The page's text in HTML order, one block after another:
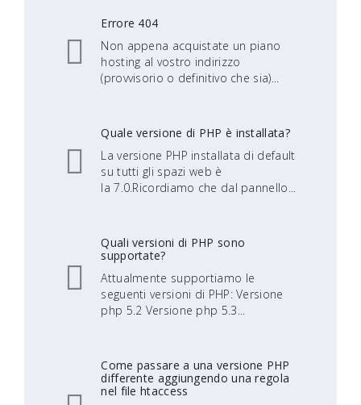
Errore 404
Non appena acquistate un piano
hosting al vostro indirizzo
(provvisorio o definitivo che sia)...
Quale versione di PHP è installata?
La versione PHP installata di default
su tutti gli spazi web è
la 7.0.Ricordiamo che dal pannello...
Quali versioni di PHP sono
supportate?
Attualmente supportiamo le
seguenti versioni di PHP: Versione
php 5.2 Versione php 5.3...
Come passare a una versione PHP
differente aggiungendo una regola
nel file htaccess